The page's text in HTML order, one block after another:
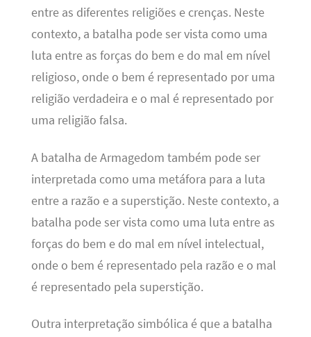
entre as diferentes religiões e crenças. Neste
contexto, a batalha pode ser vista como uma
luta entre as forças do bem e do mal em nível
religioso, onde o bem é representado por uma
religião verdadeira e o mal é representado por
uma religião falsa.
A batalha de Armagedom também pode ser
interpretada como uma metáfora para a luta
entre a razão e a superstição. Neste contexto, a
batalha pode ser vista como uma luta entre as
forças do bem e do mal em nível intelectual,
onde o bem é representado pela razão e o mal
é representado pela superstição.
Outra interpretação simbólica é que a batalha